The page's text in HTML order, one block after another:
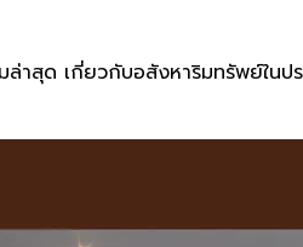
ล่าสุด เกี่ยวกับอสังหาริมทรัพย์ในปร